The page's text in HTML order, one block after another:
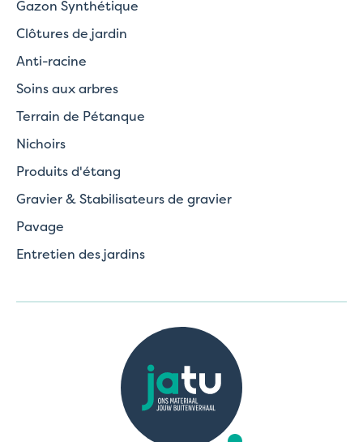
Gazon Synthétique
Clôtures de jardin
Anti-racine
Soins aux arbres
Terrain de Pétanque
Nichoirs
Produits d'étang
Gravier & Stabilisateurs de gravier
Pavage
Entretien des jardins